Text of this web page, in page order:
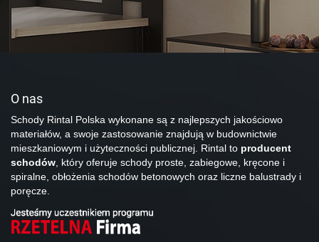
O nas
Schody Rintal Polska wykonane są z najlepszych jakościowo
materiałów, a swoje zastosowanie znajdują w budownictwie
mieszkaniowym i użyteczności publicznej. Rintal to producent
schodów, który oferuje schody proste, zabiegowe, kręcone i
spiralne, obłożenia schodów betonowych oraz liczne balustrady i
poręcze.